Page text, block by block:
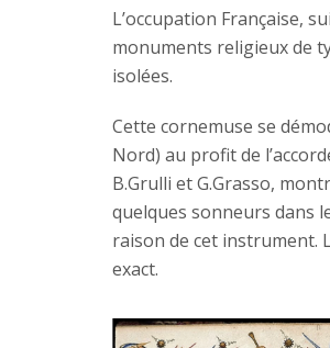
L’occupation Française,
monuments religieux de
isolées.
Cette cornemuse se
Nord) au profit de
B.Grulli et G.Grasso,
quelques sonneurs dans
raison de cet instrument.
exact.